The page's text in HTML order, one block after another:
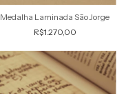
Medalha Laminada São Jorge
R$1.270,00